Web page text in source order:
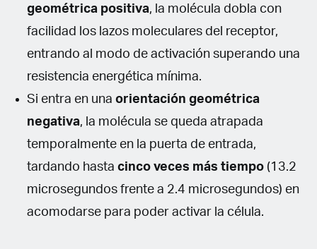
geométrica positiva, la molécula dobla con
facilidad los lazos moleculares del receptor,
entrando al modo de activación superando una
resistencia energética mínima.
Si entra en una orientación geométrica
negativa, la molécula se queda atrapada
temporalmente en la puerta de entrada,
tardando hasta cinco veces más tiempo (13.2
microsegundos frente a 2.4 microsegundos) en
acomodarse para poder activar la célula.